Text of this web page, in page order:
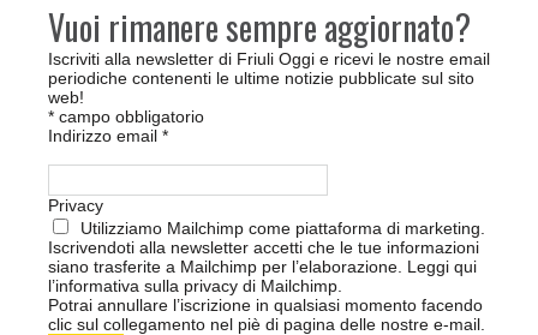
Vuoi rimanere sempre aggiornato?
Iscriviti alla newsletter di Friuli Oggi e ricevi le nostre email
periodiche contenenti le ultime notizie pubblicate sul sito
web!
* campo obbligatorio
Indirizzo email *
Privacy
Utilizziamo Mailchimp come piattaforma di marketing.
Iscrivendoti alla newsletter accetti che le tue informazioni
siano trasferite a Mailchimp per l’elaborazione. Leggi qui
l’informativa sulla privacy di Mailchimp
Potrai annullare l’iscrizione in qualsiasi momento facendo
clic sul collegamento nel piè di pagina delle nostre e-mail.